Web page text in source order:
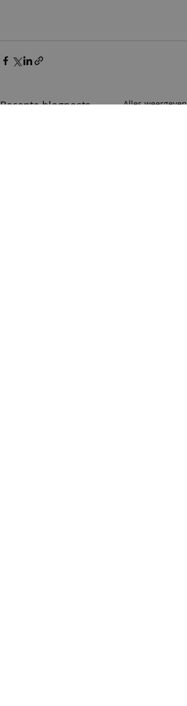
Recente blogposts Alles weergeven